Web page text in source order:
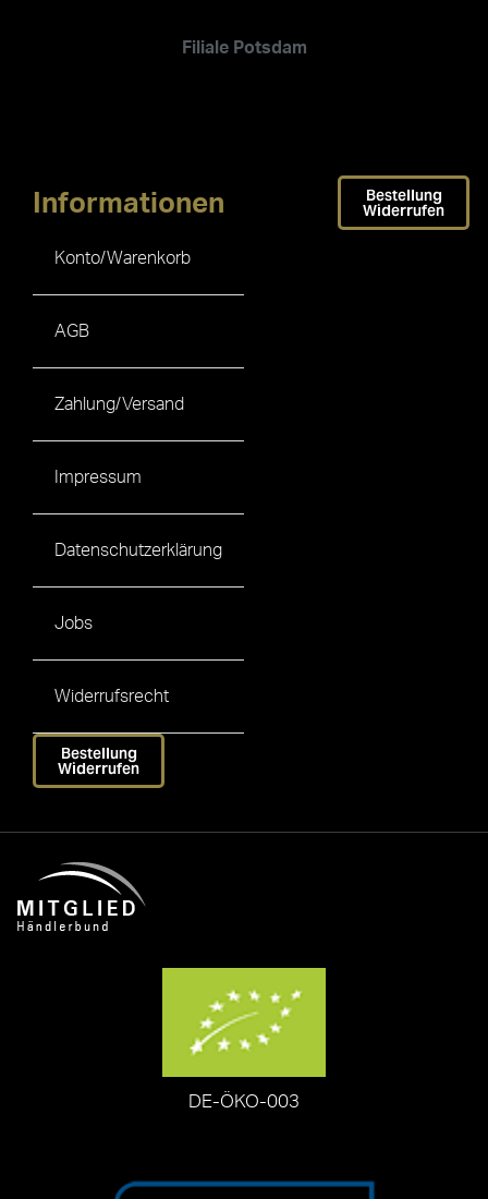
Filiale Potsdam
Informationen
Konto/Warenkorb
AGB
Zahlung/Versand
Impressum
Datenschutzerklärung
Jobs
Widerrufsrecht
Bestellung
Widerrufen
Bestellung
Widerrufen
DE-ÖKO-003